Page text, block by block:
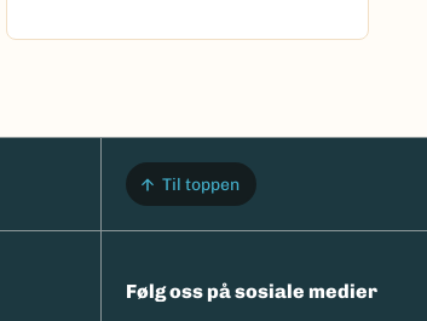
Til toppen
Følg oss på sosiale medier